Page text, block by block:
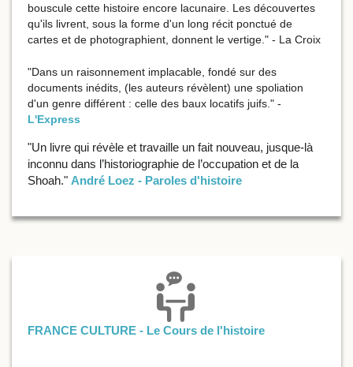
bouscule cette histoire encore lacunaire. Les découvertes
qu'ils livrent, sous la forme d'un long récit ponctué de
cartes et de photographient, donnent le vertige." - La Croix
"Dans un raisonnement implacable, fondé sur des
documents inédits, (les auteurs révèlent) une spoliation
d'un genre différent : celle des baux locatifs juifs." -
L'Express
"Un livre qui révèle et travaille un fait nouveau, jusque-là
inconnu dans l’historiographie de l’occupation et de la
Shoah." André Loez - Paroles d'histoire
FRANCE CULTURE - Le Cours de l'histoire